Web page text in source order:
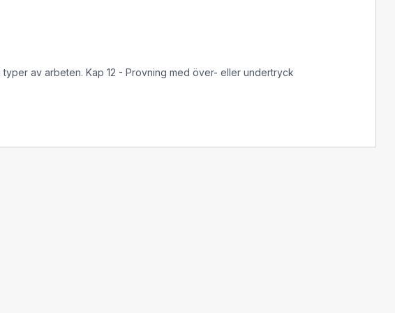
av arbeten. Kap 12 - Provning med över- eller undertryck